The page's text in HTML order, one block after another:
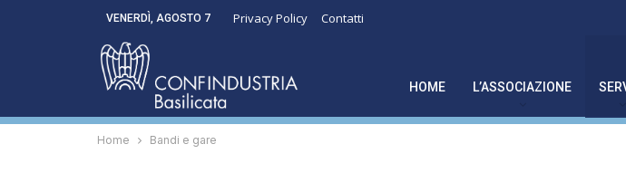
VENERDÌ, AGOSTO 7 Privacy Policy Contatti
HOME L’ASSOCIAZIONE
Home Bandi e gare